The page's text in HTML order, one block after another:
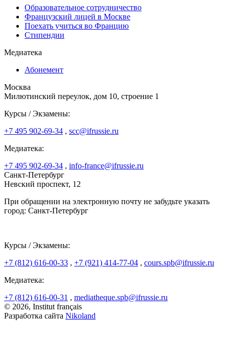
Образовательное сотрудничество
Французский лицей в Москве
Поехать учиться во Францию
Стипендии
Медиатека
Абонемент
Москва
Милютинский переулок, дом 10, строение 1
Курсы / Экзамены:
+7 495 902-69-34 , scc@ifrussie.ru
Медиатека:
+7 495 902-69-34 , info-france@ifrussie.ru
Санкт-Петербург
Невский проспект, 12
При обращении на электронную почту не забудьте указать
город: Санкт-Петербург
Курсы / Экзамены:
+7 (812) 616-00-33 , +7 (921) 414-77-04 , cours.spb@ifrussie.ru
Медиатека:
+7 (812) 616-00-31 , mediatheque.spb@ifrussie.ru
© 2026, Institut français
Разработка сайта Nikoland